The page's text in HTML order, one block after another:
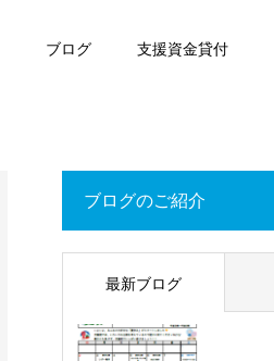
ブログ 支援資金貸付
ブログのご紹介
最新ブログ